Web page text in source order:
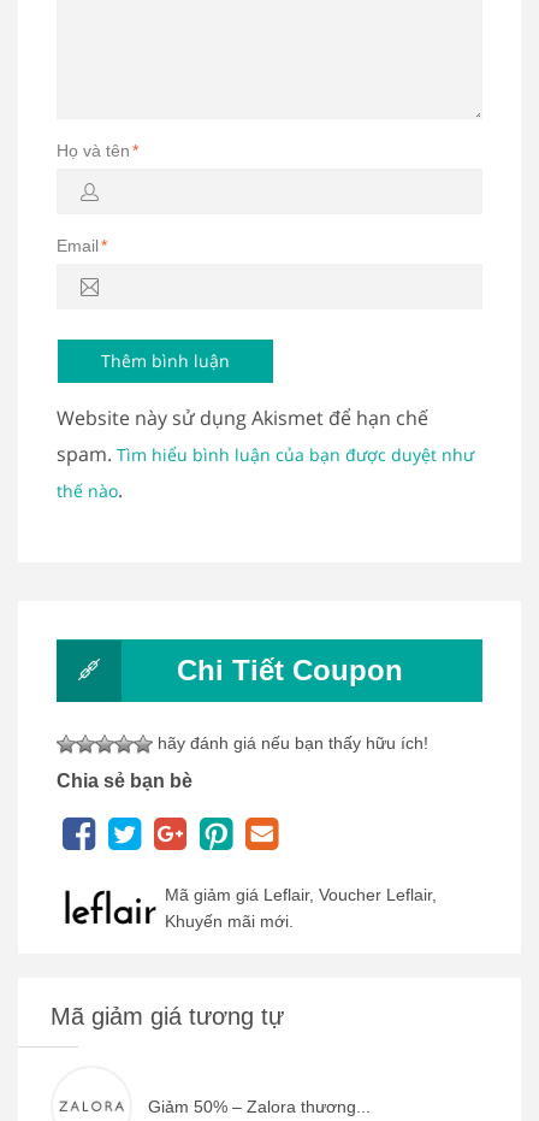
Họ và tên*
Email*
Website này sử dụng Akismet để hạn chế
spam. Tìm hiểu bình luận của bạn được duyệt như
thế nào.
Chi Tiết Coupon
hãy đánh giá nếu bạn thấy hữu ích!
Chia sẻ bạn bè
Mã giảm giá Leflair, Voucher Leflair,
Khuyến mãi mới.
Mã giảm giá tương tự
Giảm 50% – Zalora thương...